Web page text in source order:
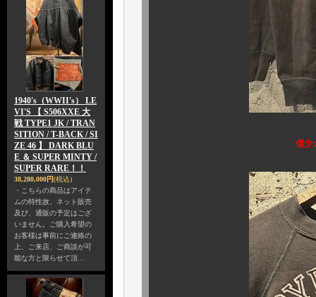
1940's（WWII's） LE
VI'S 【 S506XXE 大
戦 TYPE1 JK / TRAN
SITION / T-BACK / SI
ZE 46 】 DARK BLU
E ＆ SUPER MINTY /
SUPER RARE！！
38,280,000円(税込)
・こちらの商品はアイテ
ムの特性故、ネット販売
及び、通販の予定はござ
いません。ご購入希望の
お客様は事前にご連絡の
上、ご来店、ご商談が可
能な方と限らせて頂…
僅少カラーのブラ